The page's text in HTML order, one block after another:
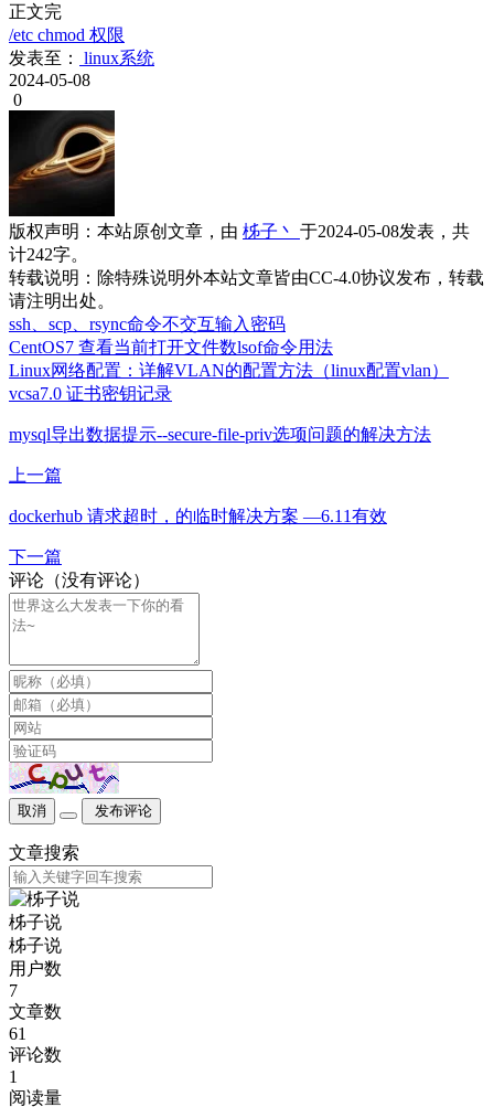
正文完
/etc chmod 权限
发表至：
linux系统
2024-05-08
0
版权声明： 本站原创文章，由 柹子丶 于2024-05-08发表，共
计242字。
转载说明： 除特殊说明外本站文章皆由CC-4.0协议发布，转载
请注明出处。
ssh、scp、rsync命令不交互输入密码
CentOS7 查看当前打开文件数lsof命令用法
Linux网络配置：详解VLAN的配置方法（linux配置vlan）
vcsa7.0 证书密钥记录
mysql导出数据提示--secure-file-priv选项问题的解决方法
上一篇
dockerhub 请求超时，的临时解决方案 —6.11有效
下一篇
评论（没有评论）
取消 发布评论
文章搜索
柹子说
柹子说
用户数
7
文章数
61
评论数
1
阅读量